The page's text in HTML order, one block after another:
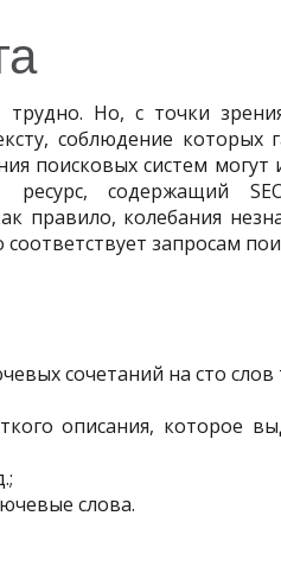
трудно. Но, с точки
соблюдение которых
поисковых систем могут
содержащий
правило, колебания
запросам
сочетаний на сто слов
описания, которое
слова.